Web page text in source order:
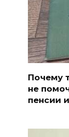
Почему
не
пенсии